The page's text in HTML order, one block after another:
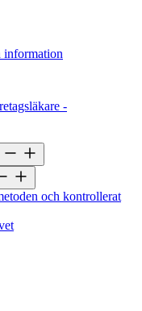
-
och kontrollerat